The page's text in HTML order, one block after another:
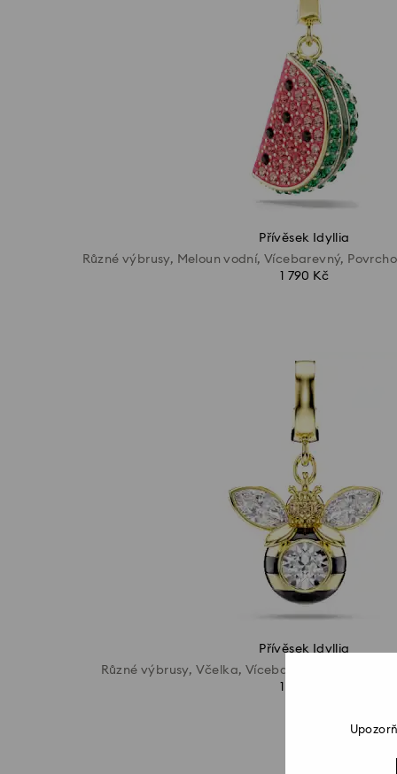
Přívěsek Idyllia
Různé výbrusy, Meloun vodní, Vícebarevný,
1 790 Kč
Přívěsek Idyllia
Různé výbrusy, Včelka, Vícebarevný, Povrchová